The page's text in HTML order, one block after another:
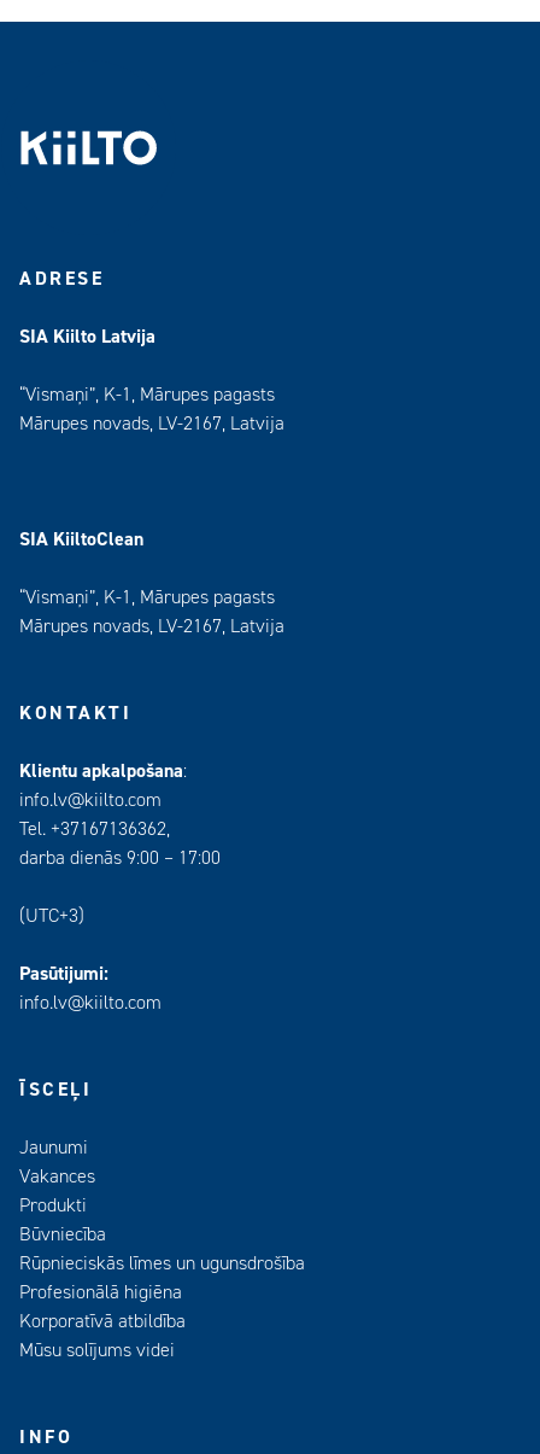
ADRESE
SIA Kiilto Latvija
“Vismaņi”, K-1, Mārupes pagasts
Mārupes novads, LV-2167, Latvija
SIA KiiltoClean
“Vismaņi”, K-1, Mārupes pagasts
Mārupes novads, LV-2167, Latvija
KONTAKTI
Klientu apkalpošana:
info.lv@kiilto.com
Tel. +37167136362,
darba dienās 9:00 – 17:00
(UTC+3)
Pasūtijumi:
info.lv@kiilto.com
ĪSCEĻI
Jaunumi
Vakances
Produkti
Būvniecība
Rūpnieciskās līmes un ugunsdrošība
Profesionālā higiēna
Korporatīvā atbildība
Mūsu solījums videi
INFO